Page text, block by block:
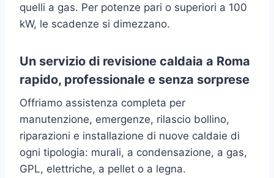
quelli a gas. Per potenze pari o superiori a 100
kW, le scadenze si dimezzano.
Un servizio di revisione caldaia a Roma
rapido, professionale e senza sorprese
Offriamo assistenza completa per
manutenzione, emergenze, rilascio bollino,
riparazioni e installazione di nuove caldaie di
ogni tipologia: murali, a condensazione, a gas,
GPL, elettriche, a pellet o a legna.